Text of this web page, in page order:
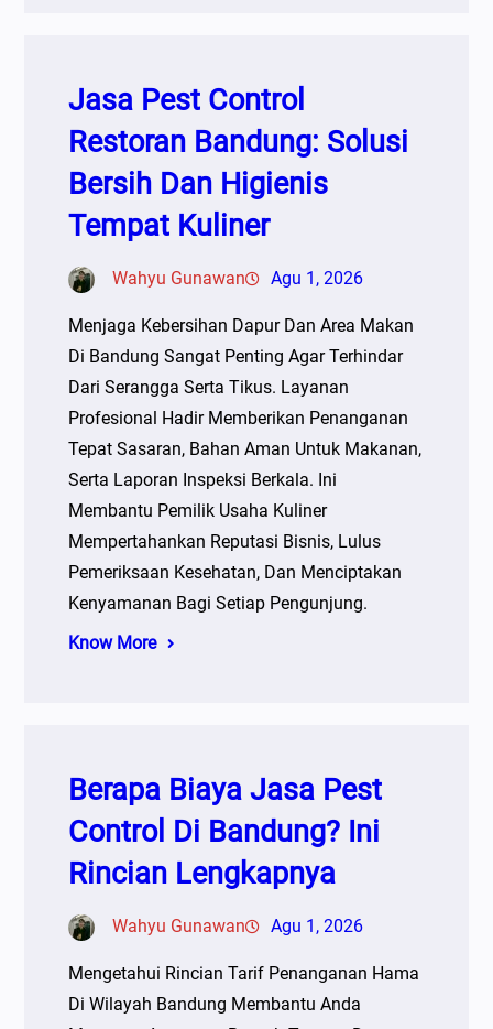
Jasa Pest Control
Restoran Bandung: Solusi
Bersih Dan Higienis
Tempat Kuliner
Wahyu Gunawan Agu 1, 2026
Menjaga Kebersihan Dapur Dan Area Makan
Di Bandung Sangat Penting Agar Terhindar
Dari Serangga Serta Tikus. Layanan
Profesional Hadir Memberikan Penanganan
Tepat Sasaran, Bahan Aman Untuk Makanan,
Serta Laporan Inspeksi Berkala. Ini
Membantu Pemilik Usaha Kuliner
Mempertahankan Reputasi Bisnis, Lulus
Pemeriksaan Kesehatan, Dan Menciptakan
Kenyamanan Bagi Setiap Pengunjung.
Know More
Berapa Biaya Jasa Pest
Control Di Bandung? Ini
Rincian Lengkapnya
Wahyu Gunawan Agu 1, 2026
Mengetahui Rincian Tarif Penanganan Hama
Di Wilayah Bandung Membantu Anda